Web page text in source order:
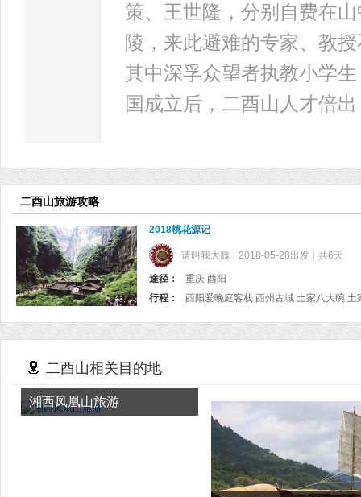
策、王世隆，分别自费在
陵，来此避难的专家、教
其中深孚众望者执教小学
国成立后，二酉山人才倍
二酉山旅游攻略
2018桃花源记
请叫我大魏 2018-05-28出发 共6天
途径：
重庆 酉阳
行程：
二酉山相关目的地
湘西凤凰山旅游